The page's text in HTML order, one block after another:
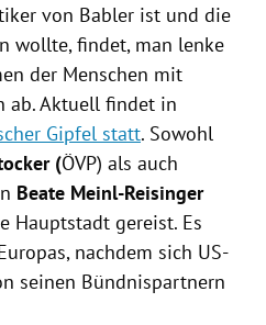
von Babler ist und die
wollte, findet, man lenke
der Menschen mit
ab. Aktuell findet in
Gipfel statt. Sowohl
(ÖVP) als auch
Beate Meinl-Reisinger
Hauptstadt gereist. Es
nachdem sich US-
seinen Bündnispartnern